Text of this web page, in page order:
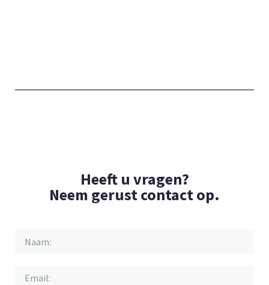
Heeft u vragen?
Neem gerust contact op.